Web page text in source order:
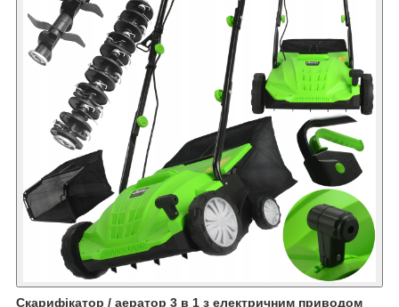
Скарифікатор / аератор 3 в 1 з електричним приводом